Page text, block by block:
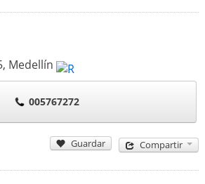
, Medellín
005767272
Guardar Compartir